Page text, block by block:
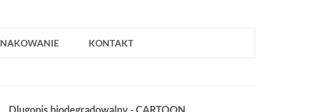
KONTAKT
Dlugopis biodegradowalny - CARTOON